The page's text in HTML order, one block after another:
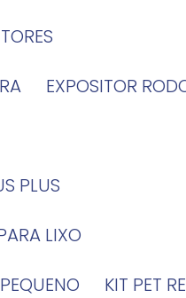
EXPOSITOR
PLUS
LIXO
KIT PET